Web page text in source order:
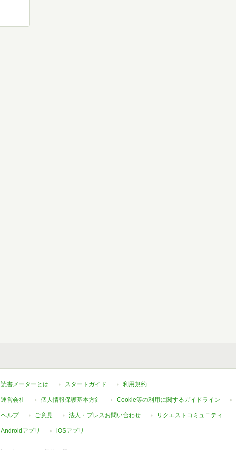
読書メーターとは スタートガイド 利用規約
運営会社 個人情報保護基本方針 Cookie等の利用に関するガイドライン
ヘルプ ご意見 法人・プレスお問い合わせ リクエストコミュニティ
Androidアプリ iOSアプリ